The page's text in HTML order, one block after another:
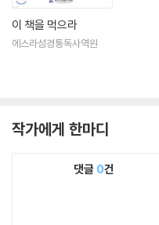
이 책을 먹으라
에스라성경통독사역원
작가에게 한마디
댓글 0건